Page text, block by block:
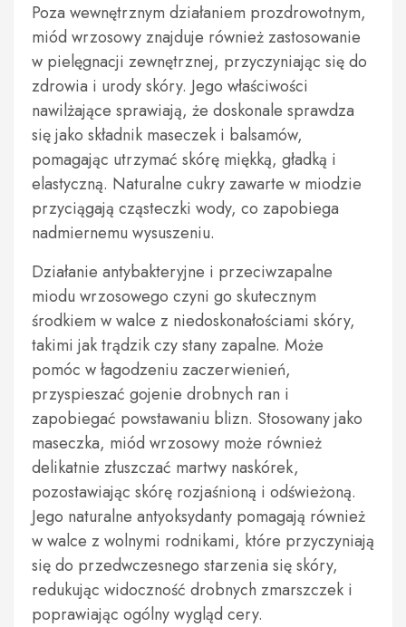
Poza wewnętrznym działaniem prozdrowotnym,
miód wrzosowy znajduje również zastosowanie
w pielęgnacji zewnętrznej, przyczyniając się do
zdrowia i urody skóry. Jego właściwości
nawilżające sprawiają, że doskonale sprawdza
się jako składnik maseczek i balsamów,
pomagając utrzymać skórę miękką, gładką i
elastyczną. Naturalne cukry zawarte w miodzie
przyciągają cząsteczki wody, co zapobiega
nadmiernemu wysuszeniu.
Działanie antybakteryjne i przeciwzapalne
miodu wrzosowego czyni go skutecznym
środkiem w walce z niedoskonałościami skóry,
takimi jak trądzik czy stany zapalne. Może
pomóc w łagodzeniu zaczerwienień,
przyspieszać gojenie drobnych ran i
zapobiegać powstawaniu blizn. Stosowany jako
maseczka, miód wrzosowy może również
delikatnie złuszczać martwy naskórek,
pozostawiając skórę rozjaśnioną i odświeżoną.
Jego naturalne antyoksydanty pomagają również
w walce z wolnymi rodnikami, które przyczyniają
się do przedwczesnego starzenia się skóry,
redukując widoczność drobnych zmarszczek i
poprawiając ogólny wygląd cery.